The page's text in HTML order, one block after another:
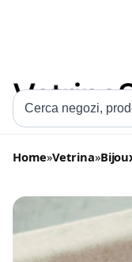
Home»Vetrina»